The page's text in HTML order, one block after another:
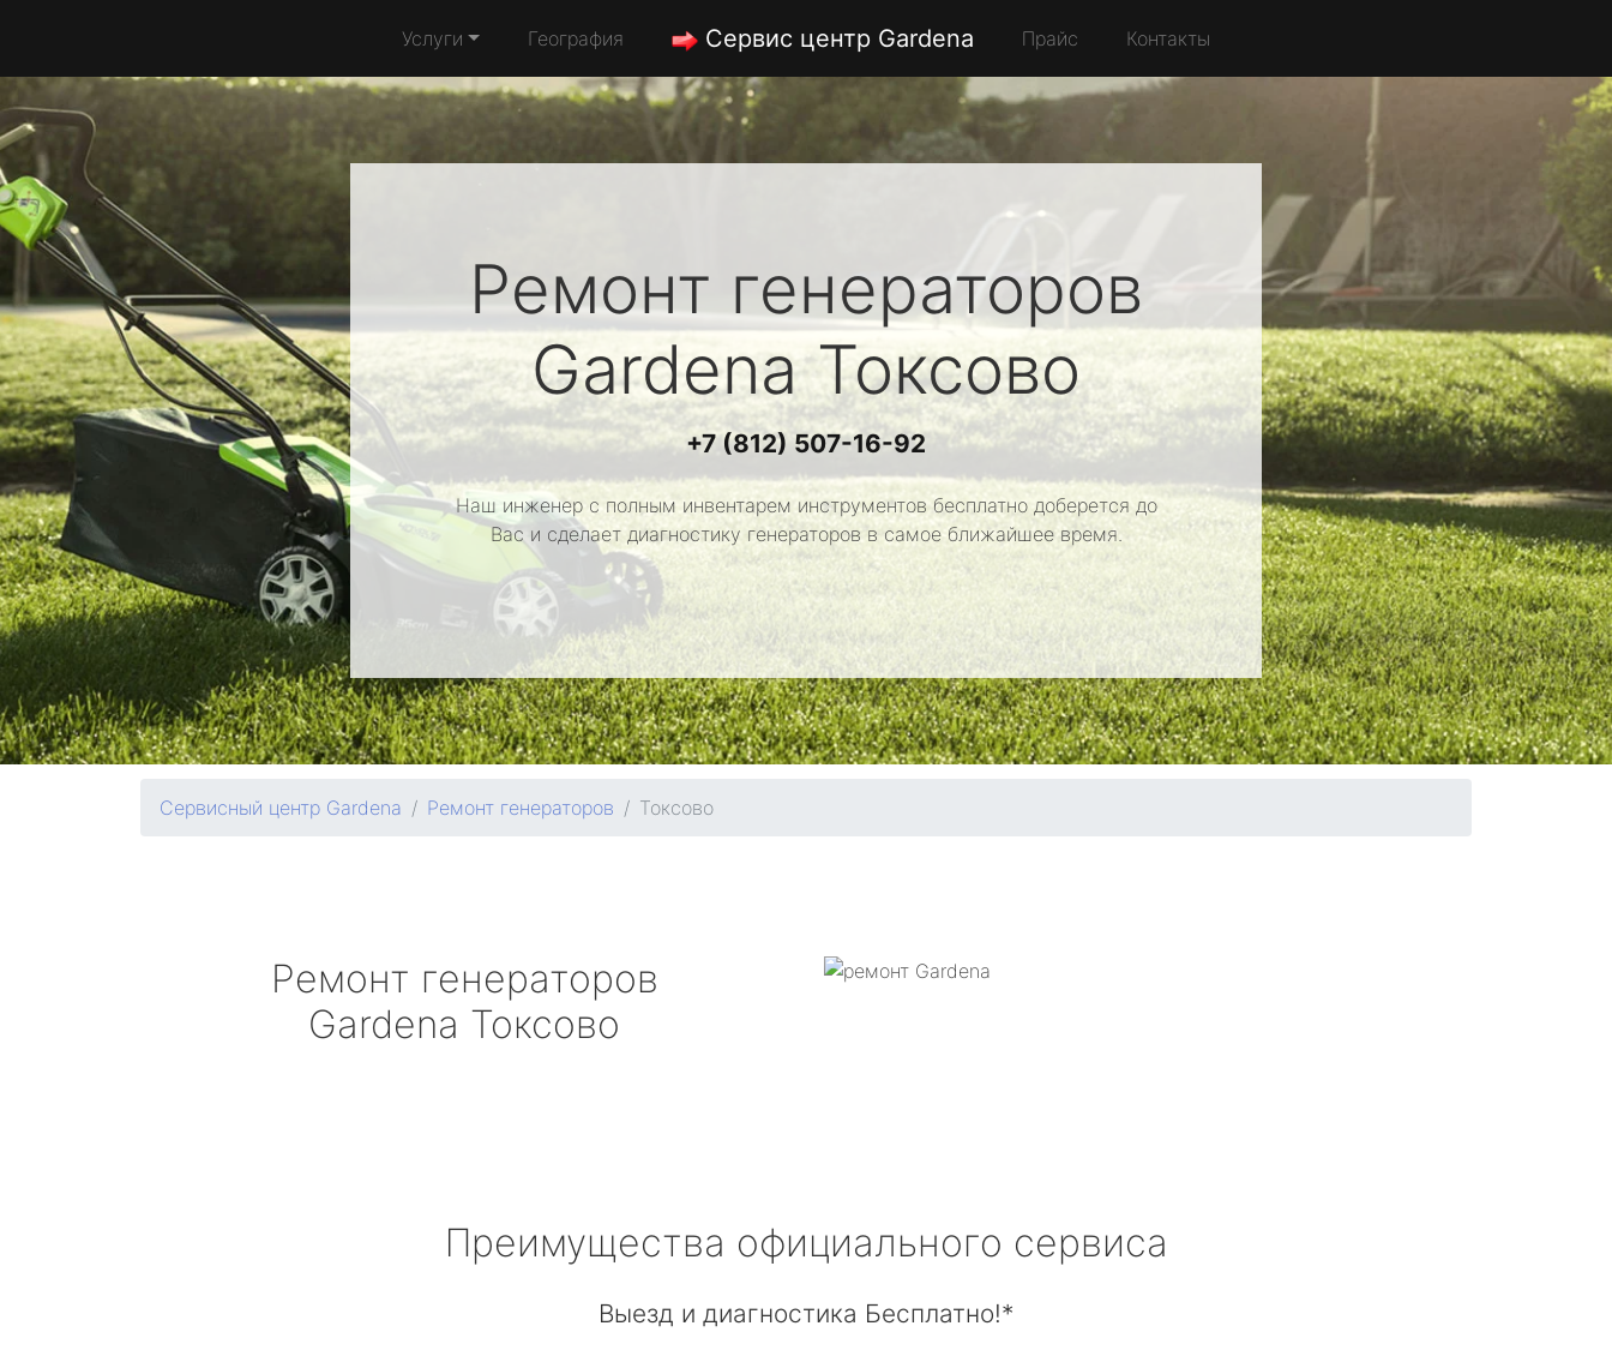
Услуги География Сервис центр Gardena Прайс Контакты
Ремонт генераторов
GardenaТоксово
+7 (812) 507-16-92
Наш инженер с полным инвентарем инструментов бесплатно доберется до
Вас и сделает диагностику генераторов в самое ближайшее время.
Сервисный центр Gardena Ремонт генераторов Токсово
Ремонт генераторов
Gardena Токсово
Преимущества официального сервиса
Выезд и диагностика Бесплатно!*